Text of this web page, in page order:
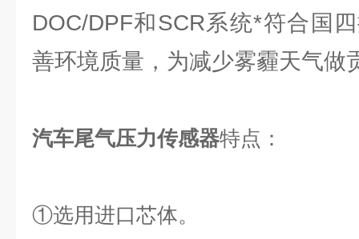
DOC/DPF和SCR系统*符合国
善环境质量，为减少雾霾天气做
汽车尾气压力传感器特点：
①选用进口芯体。